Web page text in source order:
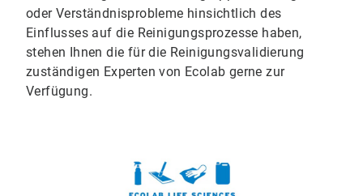
oder Verständnisprobleme hinsichtlich des
Einflusses auf die Reinigungsprozesse haben,
stehen Ihnen die für die Reinigungsvalidierung
zuständigen Experten von Ecolab gerne zur
Verfügung.